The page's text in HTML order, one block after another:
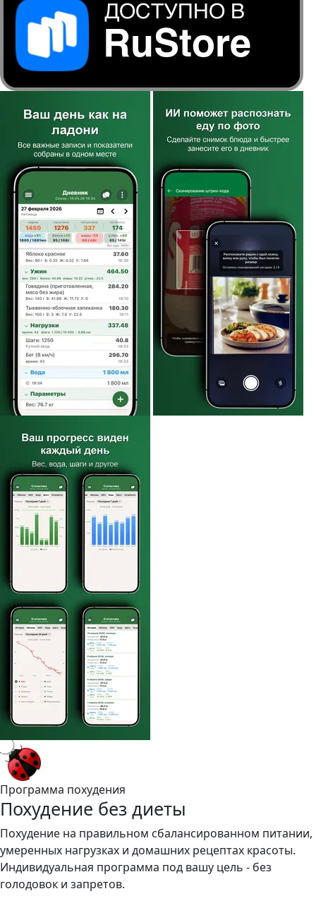
Программа похудения
Похудение без диеты
Похудение на правильном сбалансированном питании,
умеренных нагрузках и домашних рецептах красоты.
Индивидуальная программа под вашу цель - без
голодовок и запретов.